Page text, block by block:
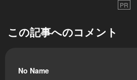
PR
この記事へのコメント
No Name